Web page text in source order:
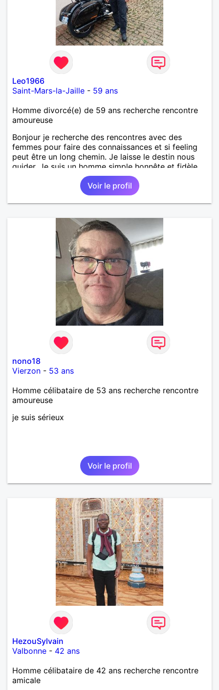
Leo1966
Saint-Mars-la-Jaille - 59 ans
Homme divorcé(e) de 59 ans recherche rencontre
amoureuse
Bonjour je recherche des rencontres avec des
femmes pour faire des connaissances et si feeling
peut être un long chemin. Je laisse le destin nous
guider. Je suis un homme simple honnête et fidèle.
Voir le profil
nono18
Vierzon - 53 ans
Homme célibataire de 53 ans recherche rencontre
amoureuse
je suis sérieux
Voir le profil
HezouSylvain
Valbonne - 42 ans
Homme célibataire de 42 ans recherche rencontre
amicale